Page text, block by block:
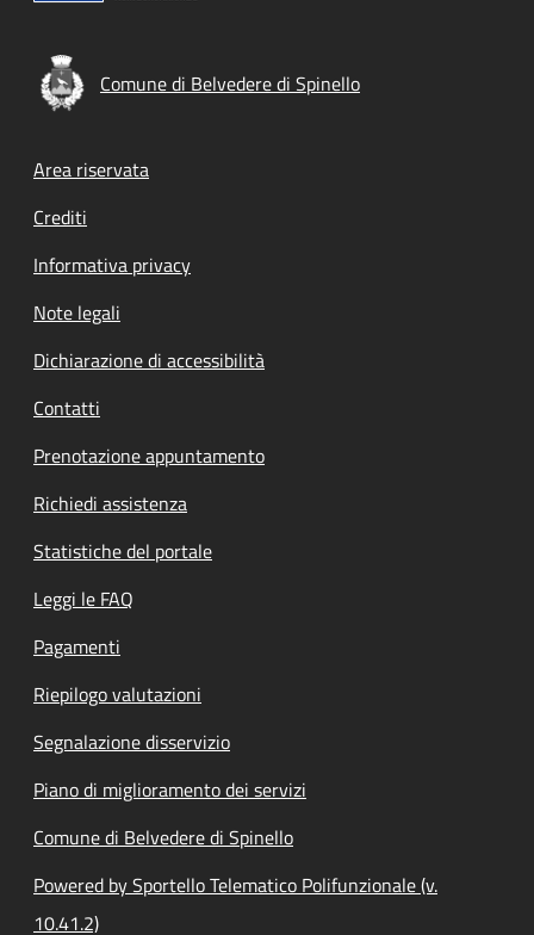
Comune di Belvedere di Spinello
Footer menu
Area riservata
Crediti
Informativa privacy
Note legali
Dichiarazione di accessibilità
Contatti
Prenotazione appuntamento
Richiedi assistenza
Statistiche del portale
Leggi le FAQ
Pagamenti
Riepilogo valutazioni
Segnalazione disservizio
Piano di miglioramento dei servizi
Comune di Belvedere di Spinello
Powered by Sportello Telematico Polifunzionale (v.
10.41.2)